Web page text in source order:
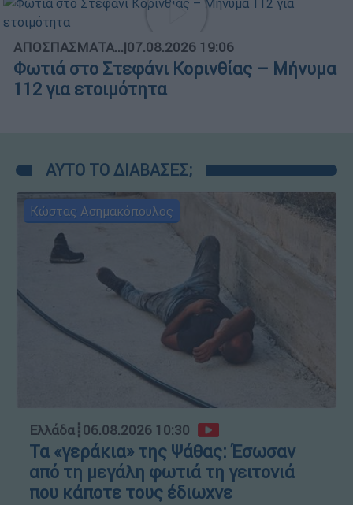
ΑΠΟΣΠΑΣΜΑΤΑ...|07.08.2026 19:06
Φωτιά στο Στεφάνι Κορινθίας – Μήνυμα
112 για ετοιμότητα
ΑΥΤΟ ΤΟ ΔΙΑΒΑΣΕΣ;
Κώστας Ασημακόπουλος
Ελλάδα┋06.08.2026 10:30
Τα «γεράκια» της Ψάθας: Έσωσαν
από τη μεγάλη φωτιά τη γειτονιά
που κάποτε τους έδιωχνε